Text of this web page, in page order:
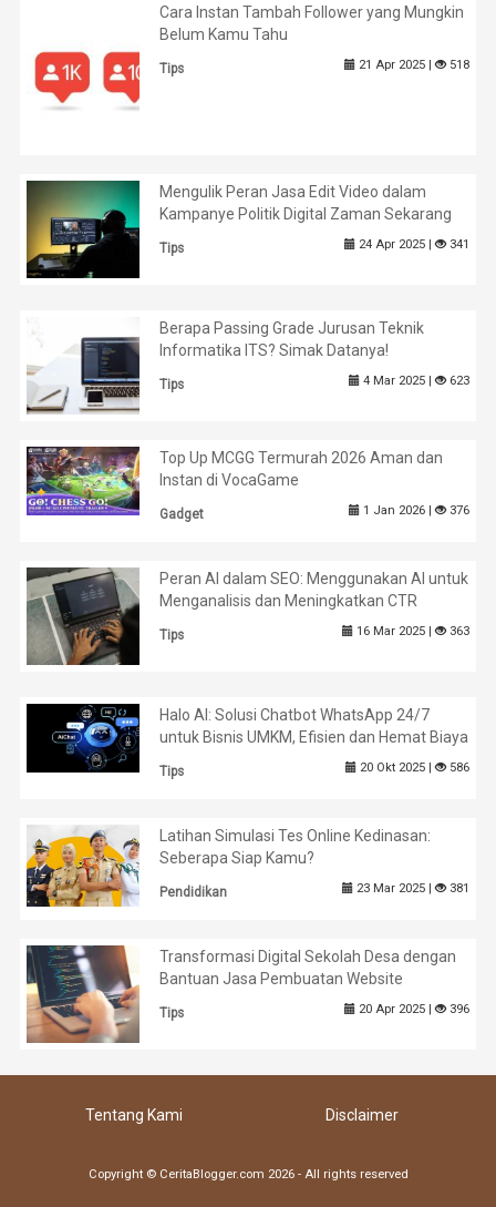
Cara Instan Tambah Follower yang Mungkin
Belum Kamu Tahu
Tips 21 Apr 2025 | 518
Mengulik Peran Jasa Edit Video dalam
Kampanye Politik Digital Zaman Sekarang
Tips 24 Apr 2025 | 341
Berapa Passing Grade Jurusan Teknik
Informatika ITS? Simak Datanya!
Tips 4 Mar 2025 | 623
Top Up MCGG Termurah 2026 Aman dan
Instan di VocaGame
Gadget 1 Jan 2026 | 376
Peran AI dalam SEO: Menggunakan AI untuk
Menganalisis dan Meningkatkan CTR
Tips 16 Mar 2025 | 363
Halo AI: Solusi Chatbot WhatsApp 24/7
untuk Bisnis UMKM, Efisien dan Hemat Biaya
Tips 20 Okt 2025 | 586
Latihan Simulasi Tes Online Kedinasan:
Seberapa Siap Kamu?
Pendidikan 23 Mar 2025 | 381
Transformasi Digital Sekolah Desa dengan
Bantuan Jasa Pembuatan Website
Tips 20 Apr 2025 | 396
Tentang Kami Disclaimer
Copyright © CeritaBlogger.com 2026 - All rights reserved